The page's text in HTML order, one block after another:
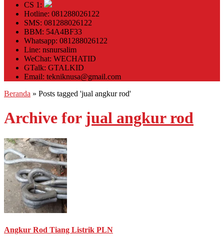
CS 1:
Hotline: 081288026122
SMS: 081288026122
BBM: 54A4BF33
Whatsapp: 081288026122
Line: nsnursalim
WeChat: WECHATID
GTalk: GTALKID
Email: tekniknusa@gmail.com
Beranda » Posts tagged 'jual angkur rod'
Archive for jual angkur rod
Angkur Rod Tiang Listrik PLN